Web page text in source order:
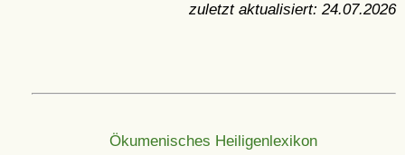
zuletzt aktualisiert: 24.07.2026
Ökumenisches Heiligenlexikon